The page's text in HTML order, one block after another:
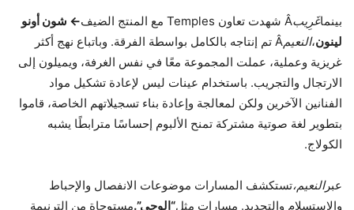
بينماغَرِيبÂ شهدت تعاون Temples مع المنتج الضيف
← شون أونو
لينون،النعيم
Â تم إنتاجه بالكامل بواسطة الفرقة. وباتباع نهج أكثر
غريزية وعملية، عملت المجموعة معًا في نفس الغرفة، ويميلون إلى
الارتجال والتجريب. باستخدام عينات ليس لإعادة تشكيل مواد
الفنانين الآخرين ولكن لمعالجة وإعادة بناء تسجيلاتهم الخاصة، قاموا
بتطوير لغة صوتية مشتركة تمنح الألبوم إحساسًا مترابطًا يشبه
الكولاج.
عبرالنعيم،تستكشف المسارات موضوعات الانفصال والإحباط
والاستسلام والتجديد. مسارات مثل“الوحي”.مستوحاة من الترنيمة